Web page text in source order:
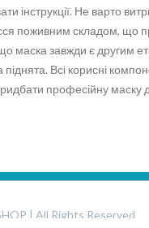
інструкції. Не варто
поживним складом, що
маска завжди є другим
піднята. Всі корисні
професійну маску
| All Rights Reserved